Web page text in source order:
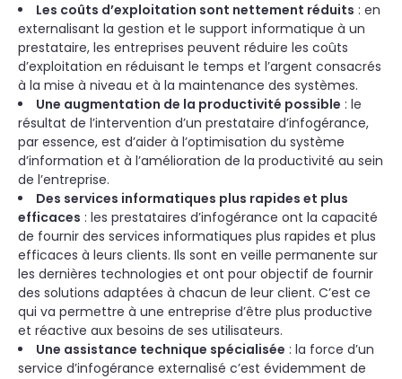
Les coûts d’exploitation sont nettement réduits : en
externalisant la gestion et le support informatique à un
prestataire, les entreprises peuvent réduire les coûts
d’exploitation en réduisant le temps et l’argent consacrés
à la mise à niveau et à la maintenance des systèmes.
Une augmentation de la productivité possible : le
résultat de l’intervention d’un prestataire d’infogérance,
par essence, est d’aider à l’optimisation du système
d’information et à l’amélioration de la productivité au sein
de l’entreprise.
Des services informatiques plus rapides et plus
efficaces : les prestataires d’infogérance ont la capacité
de fournir des services informatiques plus rapides et plus
efficaces à leurs clients. Ils sont en veille permanente sur
les dernières technologies et ont pour objectif de fournir
des solutions adaptées à chacun de leur client. C’est ce
qui va permettre à une entreprise d’être plus productive
et réactive aux besoins de ses utilisateurs.
Une assistance technique spécialisée : la force d’un
service d’infogérance externalisé c’est évidemment de